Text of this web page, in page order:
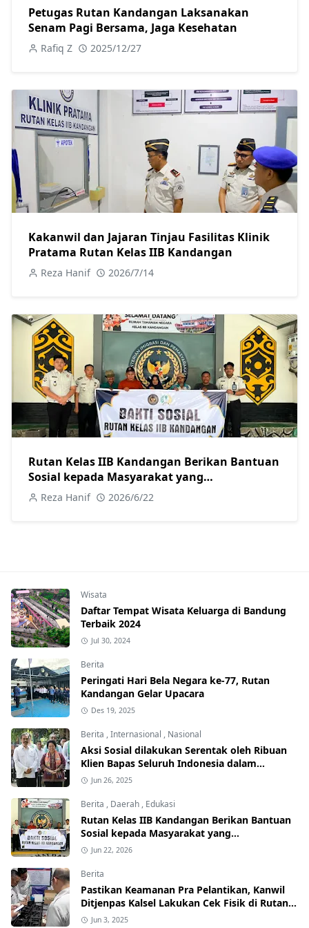
Petugas Rutan Kandangan Laksanakan
Senam Pagi Bersama, Jaga Kesehatan
Rafiq Z 2025/12/27
Kakanwil dan Jajaran Tinjau Fasilitas Klinik
Pratama Rutan Kelas IIB Kandangan
Reza Hanif 2026/7/14
Rutan Kelas IIB Kandangan Berikan Bantuan
Sosial kepada Masyarakat yang
Membutuhkan
Reza Hanif 2026/6/22
Wisata
Daftar Tempat Wisata Keluarga di Bandung
Terbaik 2024
Jul 30, 2024
Berita
Peringati Hari Bela Negara ke-77, Rutan
Kandangan Gelar Upacara
Des 19, 2025
Berita ,Internasional , Nasional
Aksi Sosial dilakukan Serentak oleh Ribuan
Klien Bapas Seluruh Indonesia dalam
Penerapan Pidana Alternatif
Jun 26, 2025
Berita , Daerah , Edukasi
Rutan Kelas IIB Kandangan Berikan Bantuan
Sosial kepada Masyarakat yang
Membutuhkan
Jun 22, 2026
Berita
Pastikan Keamanan Pra Pelantikan, Kanwil
Ditjenpas Kalsel Lakukan Cek Fisik di Rutan
Kandangan, Rantau dan Pelaihari
Jun 3, 2025